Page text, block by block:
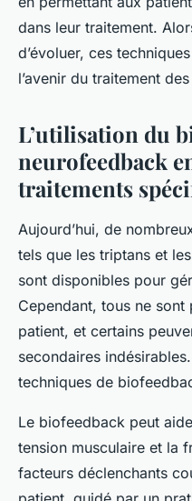
dans leur traitement.
d’évoluer, ces
l’avenir du traitement
L’utilisation du
neurofeedback
traitements
Aujourd’hui, de
tels que les triptans et
sont disponibles pour
Cependant, tous ne
patient, et certains
secondaires
techniques de
Le biofeedback peut
tension musculaire et la
facteurs déclenchants